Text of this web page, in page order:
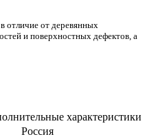
отличие от деревянных
и поверхностных дефектов, а
характеристики
Россия